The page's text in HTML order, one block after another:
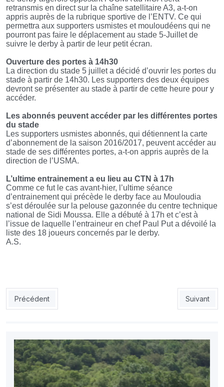
retransmis en direct sur la chaîne satellitaire A3, a-t-on
appris auprès de la rubrique sportive de l’ENTV. Ce qui
permettra aux supporters usmistes et mouloudéens qui ne
pourront pas faire le déplacement au stade 5-Juillet de
suivre le derby à partir de leur petit écran.
Ouverture des portes à 14h30
La direction du stade 5 juillet a décidé d’ouvrir les portes du
stade à partir de 14h30. Les supporters des deux équipes
devront se présenter au stade à partir de cette heure pour y
accéder.
Les abonnés peuvent accéder par les différentes portes
du stade
Les supporters usmistes abonnés, qui détiennent la carte
d’abonnement de la saison 2016/2017, peuvent accéder au
stade de ses différentes portes, a-t-on appris auprès de la
direction de l’USMA.
L’ultime entrainement a eu lieu au CTN à 17h
Comme ce fut le cas avant-hier, l’ultime séance
d’entrainement qui précède le derby face au Mouloudia
s’est déroulée sur la pelouse gazonnée du centre technique
national de Sidi Moussa. Elle a débuté à 17h et c’est à
l’issue de laquelle l’entraineur en chef Paul Put a dévoilé la
liste des 18 joueurs concernés par le derby.
A.S.
Article précédent : MCA: Battre l’USMA, une question de nif
Précédent Article
Suivant